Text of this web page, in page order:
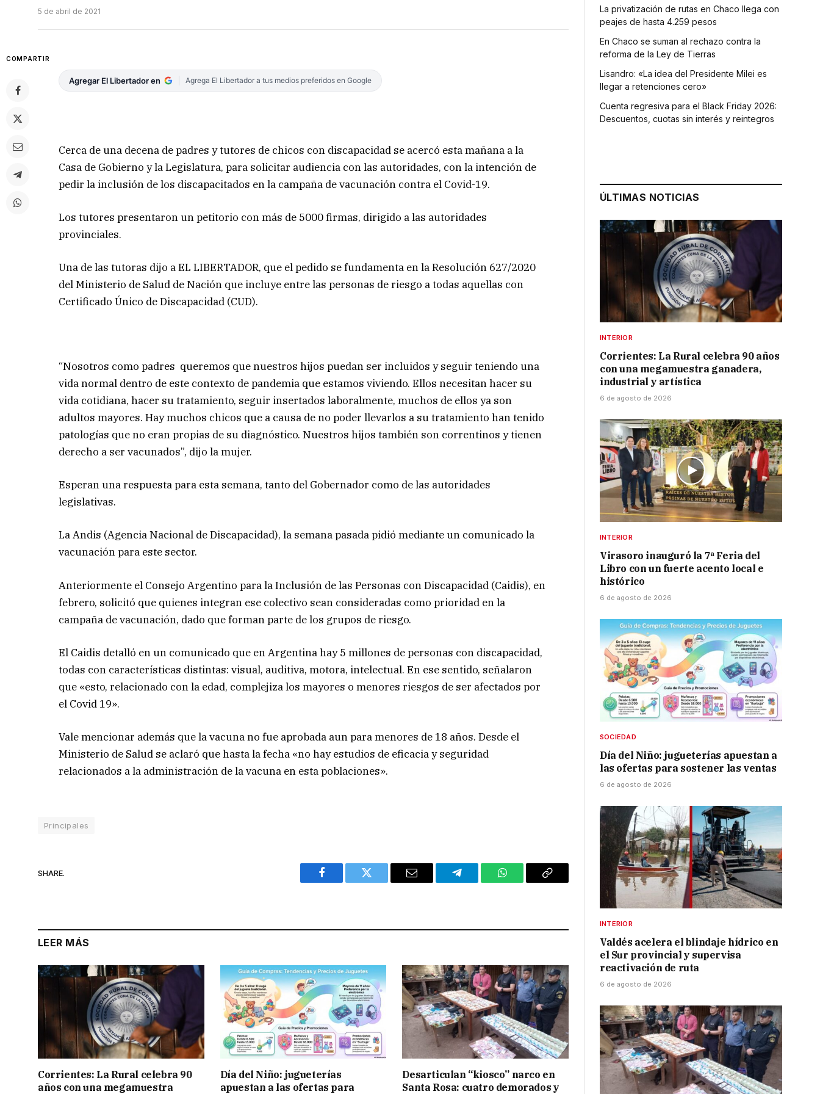
5 de abril de 2021
COMPARTIR
Agregar El Libertador en Agrega El Libertador a tus medios preferidos en Google
Cerca de una decena de padres y tutores de chicos con discapacidad se acercó esta mañana a la
Casa de Gobierno y la Legislatura, para solicitar audiencia con las autoridades, con la intención de
pedir la inclusión de los discapacitados en la campaña de vacunación contra el Covid-19.
Los tutores presentaron un petitorio con más de 5000 firmas, dirigido a las autoridades
provinciales.
Una de las tutoras dijo a EL LIBERTADOR, que el pedido se fundamenta en la Resolución 627/2020
del Ministerio de Salud de Nación que incluye entre las personas de riesgo a todas aquellas con
Certificado Único de Discapacidad (CUD).
“Nosotros como padres queremos que nuestros hijos puedan ser incluidos y seguir teniendo una
vida normal dentro de este contexto de pandemia que estamos viviendo. Ellos necesitan hacer su
vida cotidiana, hacer su tratamiento, seguir insertados laboralmente, muchos de ellos ya son
adultos mayores. Hay muchos chicos que a causa de no poder llevarlos a su tratamiento han tenido
patologías que no eran propias de su diagnóstico. Nuestros hijos también son correntinos y tienen
derecho a ser vacunados”, dijo la mujer.
Esperan una respuesta para esta semana, tanto del Gobernador como de las autoridades
legislativas.
La Andis (Agencia Nacional de Discapacidad), la semana pasada pidió mediante un comunicado la
vacunación para este sector.
Anteriormente el Consejo Argentino para la Inclusión de las Personas con Discapacidad (Caidis), en
febrero, solicitó que quienes integran ese colectivo sean consideradas como prioridad en la
campaña de vacunación, dado que forman parte de los grupos de riesgo.
El Caidis detalló en un comunicado que en Argentina hay 5 millones de personas con discapacidad,
todas con características distintas: visual, auditiva, motora, intelectual. En ese sentido, señalaron
que «esto, relacionado con la edad, complejiza los mayores o menores riesgos de ser afectados por
el Covid 19».
Vale mencionar además que la vacuna no fue aprobada aun para menores de 18 años. Desde el
Ministerio de Salud se aclaró que hasta la fecha «no hay estudios de eficacia y seguridad
relacionados a la administración de la vacuna en esta poblaciones».
Principales
SHARE.
Facebook Twitter Email Telegram WhatsAppCopy
LEER MÁS
Corrientes: La Rural celebra 90
años con una megamuestra
Día del Niño: jugueterías
apuestan a las ofertas para
Desarticulan “kiosco” narco en
Santa Rosa: cuatro demorados y
La privatización de rutas en Chaco llega con
peajes de hasta 4.259 pesos
En Chaco se suman al rechazo contra la
reforma de la Ley de Tierras
Lisandro: «La idea del Presidente Milei es
llegar a retenciones cero»
Cuenta regresiva para el Black Friday 2026:
Descuentos, cuotas sin interés y reintegros
ÚLTIMAS NOTICIAS
INTERIOR
Corrientes: La Rural celebra 90 años
con una megamuestra ganadera,
industrial y artística
6 de agosto de 2026
INTERIOR
Virasoro inauguró la 7ª Feria del
Libro con un fuerte acento local e
histórico
6 de agosto de 2026
SOCIEDAD
Día del Niño: jugueterías apuestan a
las ofertas para sostener las ventas
6 de agosto de 2026
INTERIOR
Valdés acelera el blindaje hídrico en
el Sur provincial y supervisa
reactivación de ruta
6 de agosto de 2026